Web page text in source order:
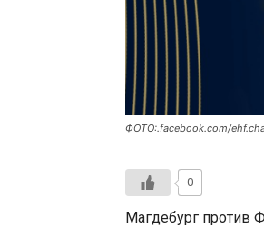
ФОТО:.facebook.com/
0
Магдебург против